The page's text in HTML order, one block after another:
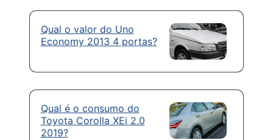
Qual o valor do Uno
Economy 2013 4 portas?
Qual é o consumo do
Toyota Corolla XEi 2.0
2019?